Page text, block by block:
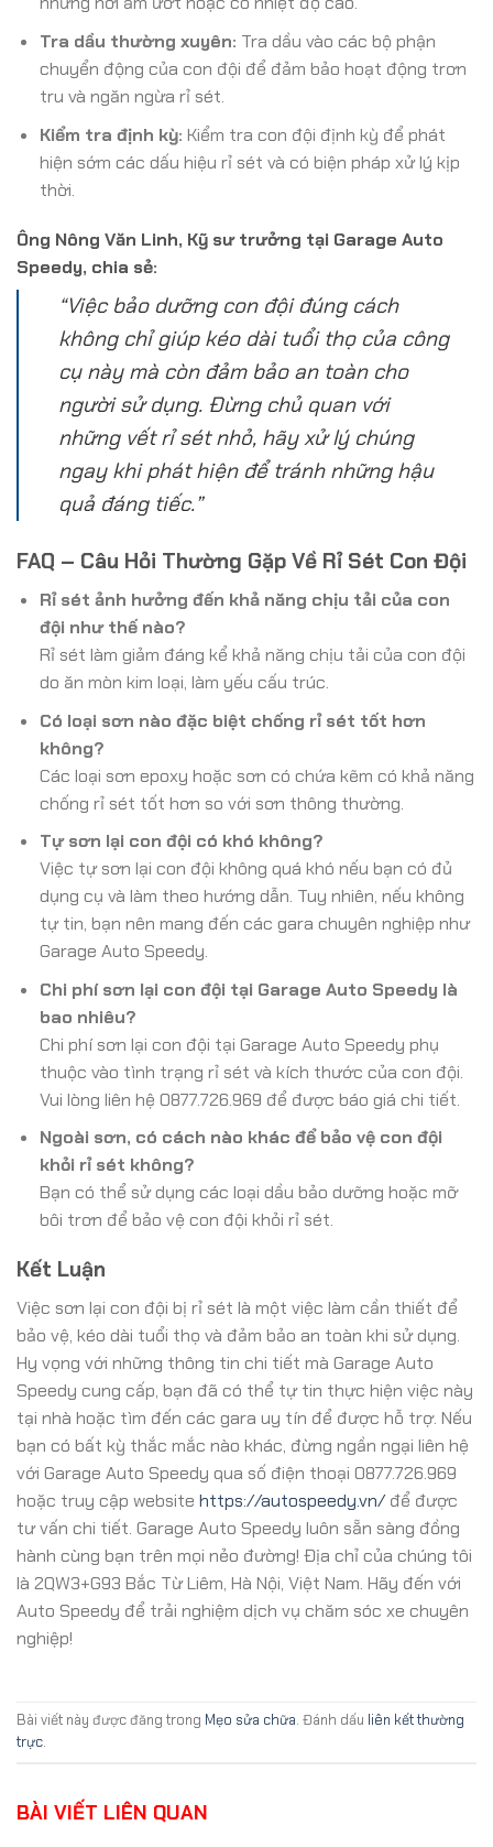
Tra dầu thường xuyên: Tra dầu vào các bộ phận
chuyển động của con đội để đảm bảo hoạt động trơn
tru và ngăn ngừa rỉ sét.
Kiểm tra định kỳ: Kiểm tra con đội định kỳ để phát
hiện sớm các dấu hiệu rỉ sét và có biện pháp xử lý kịp
thời.
Ông Nông Văn Linh, Kỹ sư trưởng tại Garage Auto
Speedy, chia sẻ:
“Việc bảo dưỡng con đội đúng cách
không chỉ giúp kéo dài tuổi thọ của công
cụ này mà còn đảm bảo an toàn cho
người sử dụng. Đừng chủ quan với
những vết rỉ sét nhỏ, hãy xử lý chúng
ngay khi phát hiện để tránh những hậu
quả đáng tiếc.”
FAQ – Câu Hỏi Thường Gặp Về Rỉ Sét Con Đội
Rỉ sét ảnh hưởng đến khả năng chịu tải của con
đội như thế nào?
Rỉ sét làm giảm đáng kể khả năng chịu tải của con đội
do ăn mòn kim loại, làm yếu cấu trúc.
Có loại sơn nào đặc biệt chống rỉ sét tốt hơn
không?
Các loại sơn epoxy hoặc sơn có chứa kẽm có khả năng
chống rỉ sét tốt hơn so với sơn thông thường.
Tự sơn lại con đội có khó không?
Việc tự sơn lại con đội không quá khó nếu bạn có đủ
dụng cụ và làm theo hướng dẫn. Tuy nhiên, nếu không
tự tin, bạn nên mang đến các gara chuyên nghiệp như
Garage Auto Speedy.
Chi phí sơn lại con đội tại Garage Auto Speedy là
bao nhiêu?
Chi phí sơn lại con đội tại Garage Auto Speedy phụ
thuộc vào tình trạng rỉ sét và kích thước của con đội.
Vui lòng liên hệ 0877.726.969 để được báo giá chi tiết.
Ngoài sơn, có cách nào khác để bảo vệ con đội
khỏi rỉ sét không?
Bạn có thể sử dụng các loại dầu bảo dưỡng hoặc mỡ
bôi trơn để bảo vệ con đội khỏi rỉ sét.
Kết Luận
Việc sơn lại con đội bị rỉ sét là một việc làm cần thiết để
bảo vệ, kéo dài tuổi thọ và đảm bảo an toàn khi sử dụng.
Hy vọng với những thông tin chi tiết mà Garage Auto
Speedy cung cấp, bạn đã có thể tự tin thực hiện việc này
tại nhà hoặc tìm đến các gara uy tín để được hỗ trợ. Nếu
bạn có bất kỳ thắc mắc nào khác, đừng ngần ngại liên hệ
với Garage Auto Speedy qua số điện thoại 0877.726.969
hoặc truy cập website https://autospeedy.vn/để được
tư vấn chi tiết. Garage Auto Speedy luôn sẵn sàng đồng
hành cùng bạn trên mọi nẻo đường! Địa chỉ của chúng tôi
là 2QW3+G93 Bắc Từ Liêm, Hà Nội, Việt Nam. Hãy đến với
Auto Speedy để trải nghiệm dịch vụ chăm sóc xe chuyên
nghiệp!
Bài viết này được đăng trong Mẹo sửa chữa. Đánh dấu liên kết thường
trực.
BÀI VIẾT LIÊN QUAN